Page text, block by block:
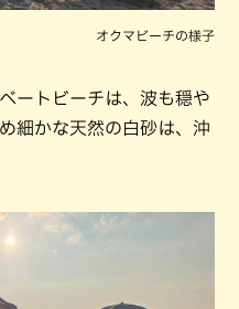
オクマビーチの様子
ートビーチは、波も穏や
細かな天然の白砂は、沖